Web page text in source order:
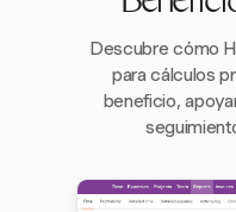
Descubre cómo
para cálculos
beneficio,